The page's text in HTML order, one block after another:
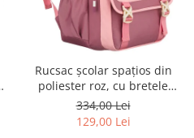
Rucsac școlar spațios din
poliester roz, cu bretele
reglabile - Peterson PTR-PTN
8610-1327 PINK
334,00 Lei
129,00 Lei